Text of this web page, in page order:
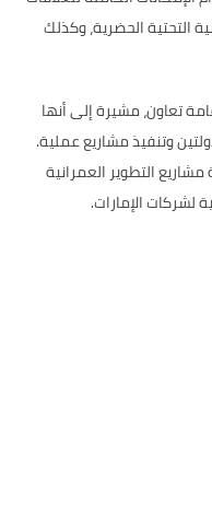
التحتية الحضرية، وكذلك
تعاون، مشيرة إلى أنها
وتنفيذ مشاريع عملية.
التطوير العمرانية
لشركات الإمارات.